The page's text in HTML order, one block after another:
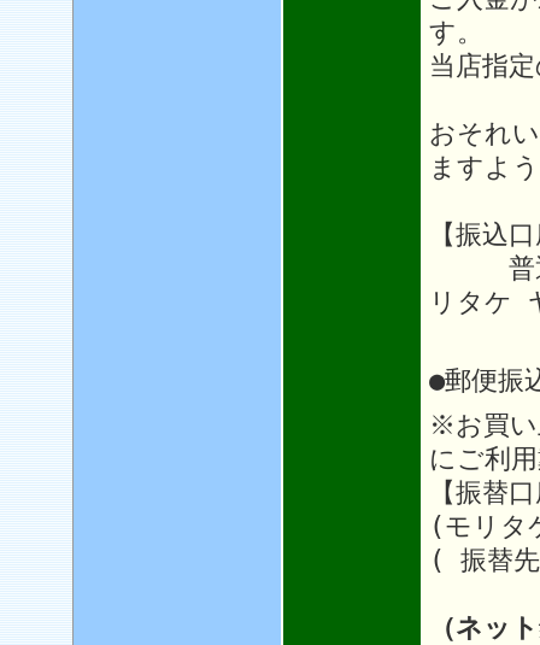
す。
当店指
おそれ
ますよ
【振込
普通
リタケ
●郵便振
※お買い
にご利
【振替
(モリタ
( 振替
（ネッ